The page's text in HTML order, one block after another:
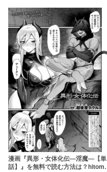
にもにも】
漫画『異形・女体化伝―淫魔―【単
話】』を無料で読む方法は？hitomi